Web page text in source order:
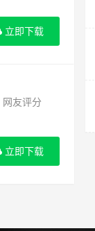
立即下载
网友评分
立即下载